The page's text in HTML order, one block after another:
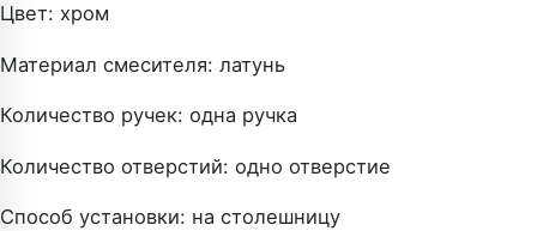
Цвет: хром
Материал смесителя: латунь
Количество ручек: одна ручка
Количество отверстий: одно отверстие
Способ установки: на столешницу